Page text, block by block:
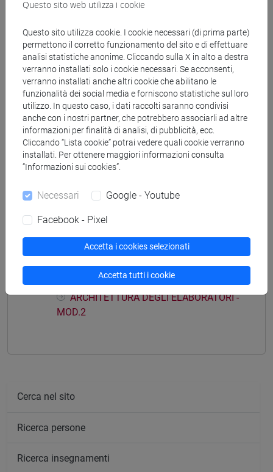
Materiali didattici
Materiali su Moodle
Corsi di studio e percorsi
[CT3] INFORMATICA - Laurea
percorso comune
Struttura generale dell'insegnamento
ARCHITETTURA DEGLI ELABORATORI
ARCHITETTURA DEGLI ELABORATORI -
MOD.1
ARCHITETTURA DEGLI ELABORATORI -
MOD.2
Cerca nel sito
Ricerca persone
Ricerca insegnamenti
Questo sito web utilizza i cookie
Questo sito utilizza cookie. I cookie necessari (di prima parte)
permettono il corretto funzionamento del sito e di effettuare
analisi statistiche anonime. Cliccando sulla X in alto a destra
verranno installati solo i cookie necessari. Se acconsenti,
verranno installati anche altri cookie che abilitano le
funzionalità dei social media e forniscono statistiche sul loro
utilizzo. In questo caso, i dati raccolti saranno condivisi
anche con i nostri partner, che potrebbero associarli ad altre
informazioni per finalità di analisi, di pubblicità, ecc.
Cliccando “Lista cookie” potrai vedere quali cookie verranno
installati. Per ottenere maggiori informazioni consulta
“Informazioni sui cookies”.
Necessari Google - Youtube
Facebook - Pixel
Accetta i cookies selezionati
Accetta tutti i cookie